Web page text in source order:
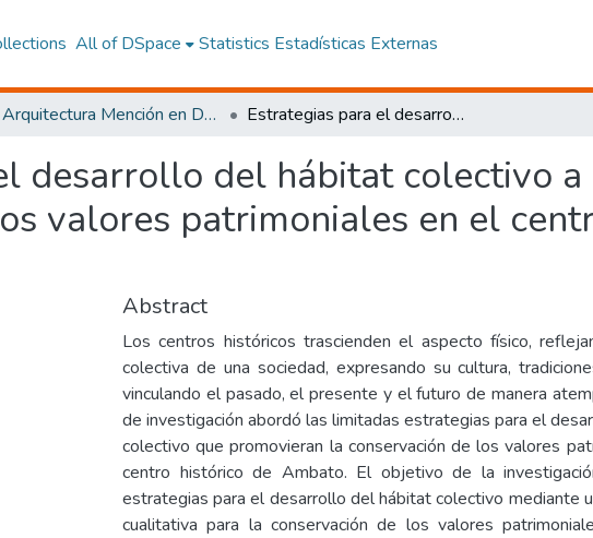
All of DSpace Statistics Estadísticas Externas
Arquitectura Mención en Desarrollo Urbanístico y Ordenamiento Territorial Estrategias para el desarrollo del hábitat colectivo a partir de la conservación de los valores patrimoniales en el centro histórico de Ambato
desarrollo del hábitat colectivo
valores patrimoniales en el
Abstract
Los centros históricos trascienden el aspecto físico,
colectiva de una sociedad, expresando su cultura,
vinculando el pasado, el presente y el futuro de manera
de investigación abordó las limitadas estrategias para el
colectivo que promovieran la conservación de los valores
centro histórico de Ambato. El objetivo de la
estrategias para el desarrollo del hábitat colectivo mediante
cualitativa para la conservación de los valores